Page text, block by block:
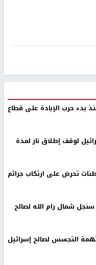
و174,242 مصابا منذ بدء حرب الإبادة على قطاع
لوقف إطلاق نار لمدة
تحرض على ارتكاب جرائم
شمال رام الله لصالح
التجسس لصالح إسرائيل